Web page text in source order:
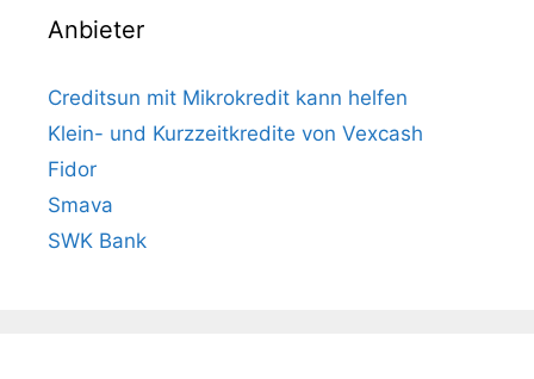
Anbieter
Creditsun mit Mikrokredit kann helfen
Klein- und Kurzzeitkredite von Vexcash
Fidor
Smava
SWK Bank